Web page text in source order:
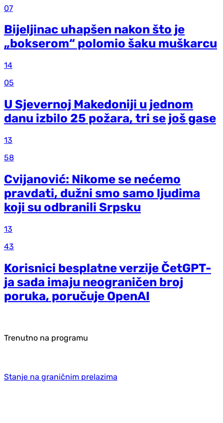
07
Bijeljinac uhapšen nakon što je
„bokserom“ polomio šaku muškarcu
14
05
U Sjevernoj Makedoniji u jednom
danu izbilo 25 požara, tri se još gase
13
58
Cvijanović: Nikome se nećemo
pravdati, dužni smo samo ljudima
koji su odbranili Srpsku
13
43
Korisnici besplatne verzije ČetGPT-
ja sada imaju neograničen broj
poruka, poručuje OpenAI
Trenutno na programu
Stanje na graničnim prelazima